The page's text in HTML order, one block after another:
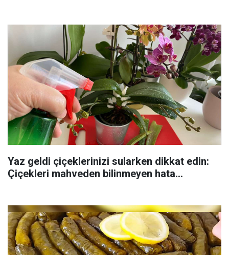
Yaz geldi çiçeklerinizi sularken dikkat edin:
Çiçekleri mahveden bilinmeyen hata...